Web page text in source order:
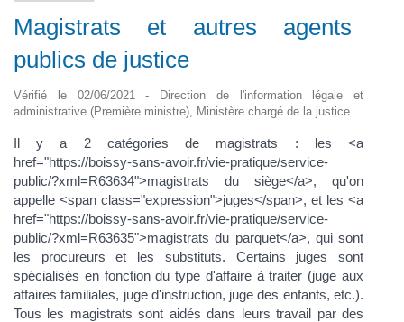
Magistrats et autres agents
publics de justice
Vérifié le 02/06/2021 - Direction de l'information légale et
administrative (Première ministre), Ministère chargé de la justice
Il y a 2 catégories de magistrats : les <a
href="https://boissy-sans-avoir.fr/vie-pratique/service-
public/?xml=R63634">magistrats du siège</a>, qu'on
appelle <span class="expression">juges</span>, et les <a
href="https://boissy-sans-avoir.fr/vie-pratique/service-
public/?xml=R63635">magistrats du parquet</a>, qui sont
les procureurs et les substituts. Certains juges sont
spécialisés en fonction du type d'affaire à traiter (juge aux
affaires familiales, juge d'instruction, juge des enfants, etc.).
Tous les magistrats sont aidés dans leurs travail par des